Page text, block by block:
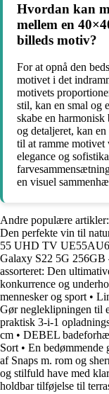
Hvordan kan
mellem en
billeds motiv?
For at opnå den
motivet i det
motivets
stil, kan en smal og
skabe en
og detaljeret, kan
til at ramme motivet
elegance og
en visuel
Andre populære artikler:
Den perfekte vin til
55 UHD TV
Galaxy S22 5G 256GB
assorteret: Den
konkurrence og
mennesker og sport•
Gør negleklipningen til
praktisk 3-i-1
cm • DEBEL
Sort• En bedømmende
af Snaps m. rom og
og stilfuld have med
holdbar tilføjelse til